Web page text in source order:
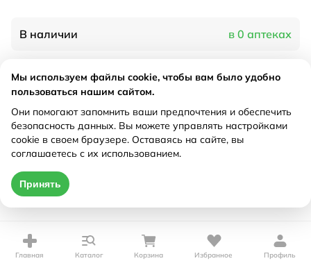
В наличии в 0 аптеках
Характеристики
Рецепт Не требуется
Цена действительна только при оформлении онлайн
Главная Каталог Корзина Избранное Профиль
Мы используем файлы cookie, чтобы вам было удобно
пользоваться нашим сайтом.
Они помогают запомнить ваши предпочтения и обеспечить
безопасность данных. Вы можете управлять настройками
cookie в своем браузере. Оставаясь на сайте, вы
соглашаетесь с их использованием.
Принять